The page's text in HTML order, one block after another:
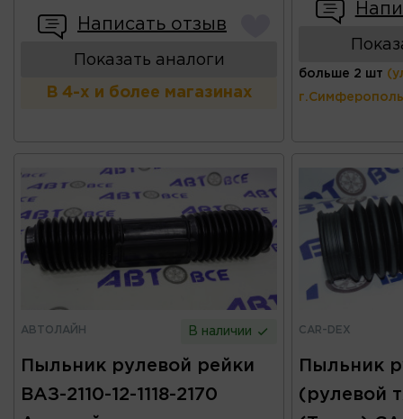
Написать отзыв
Показать аналоги
В 4-х и более магазинах
больше 2 шт
АВТОЛАЙН В наличии
Пыльник рулевой рейки
ВАЗ-2110-12-1118-2170
CAR-DEX
Пыльник
(рулевой